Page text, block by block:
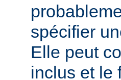
spécifier
Elle peut
inclus et le